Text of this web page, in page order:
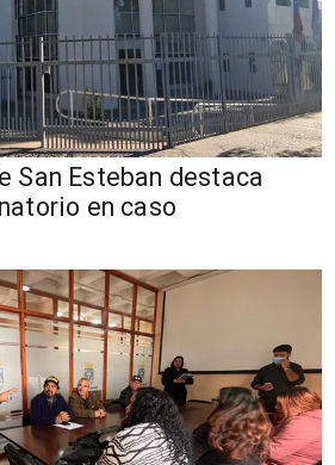
San Esteban destaca
en caso